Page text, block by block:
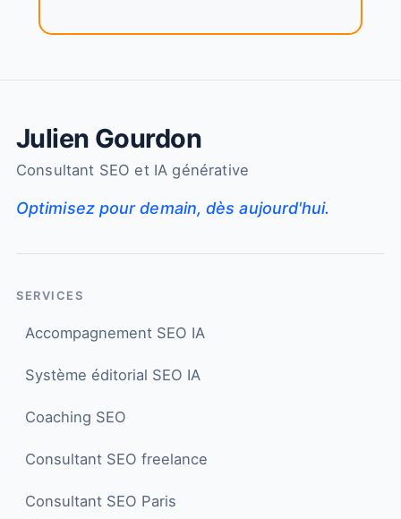
Julien Gourdon
Consultant SEO et IA générative
Optimisez pour demain, dès aujourd'hui.
SERVICES
Accompagnement SEO IA
Système éditorial SEO IA
Coaching SEO
Consultant SEO freelance
Consultant SEO Paris